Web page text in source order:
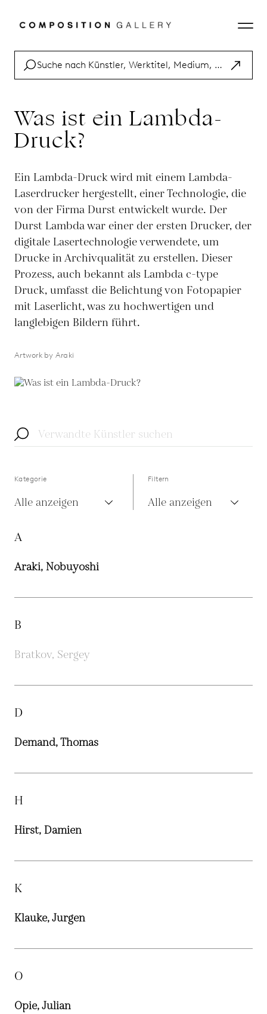
Was ist ein Lambda-
Druck?
Ein Lambda-Druck wird mit einem Lambda-
Laserdrucker hergestellt, einer Technologie, die
von der Firma Durst entwickelt wurde. Der
Durst Lambda war einer der ersten Drucker, der
digitale Lasertechnologie verwendete, um
Drucke in Archivqualität zu erstellen. Dieser
Prozess, auch bekannt als Lambda c-type
Druck, umfasst die Belichtung von Fotopapier
mit Laserlicht, was zu hochwertigen und
langlebigen Bildern führt.
Artwork by Araki
Kategorie
Alle anzeigen
Filtern
Alle anzeigen
A
Araki, Nobuyoshi
B
Bratkov, Sergey
D
Demand, Thomas
H
Hirst, Damien
K
Klauke, Jurgen
O
Opie, Julian